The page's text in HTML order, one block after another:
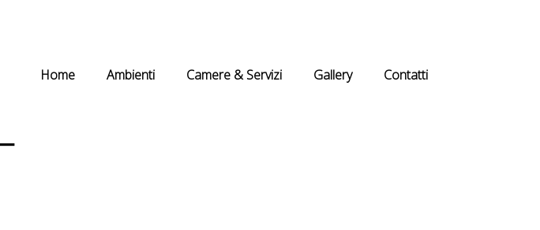
Home Ambienti Camere & Servizi Gallery Contatti